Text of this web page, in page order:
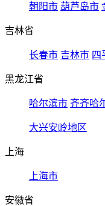
朝阳市 葫芦岛市
吉林省
长春市 吉林市 四
黑龙江省
哈尔滨市 齐齐哈
大兴安岭地区
上海
上海市
安徽省